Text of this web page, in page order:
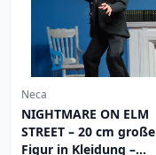
Neca
NIGHTMARE ON ELM
STREET – 20 cm große
Figur in Kleidung –